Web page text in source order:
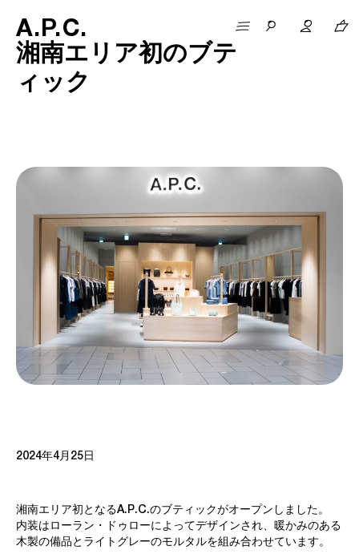
A.P.C.
湘南エリア初のブテ
ィック
2024年4月25日
湘南エリア初となるA.P.C.のブティックがオープンしました。
内装はローラン・ドゥローによってデザインされ、暖かみのある
木製の備品とライトグレーのモルタルを組み合わせています。